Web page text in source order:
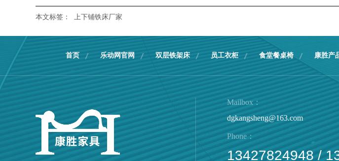
本文标签： 上下铺铁床厂家
首页 乐动网官网 双层铁架床 员工衣柜 食堂餐桌椅 康胜产
Mailbox：
dgkangsheng@163.com
Phone：
13427824948 /